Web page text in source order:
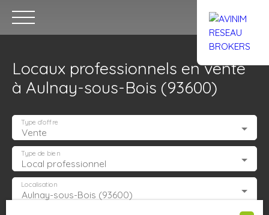
Accueil Acheter Trouver un
Estimation
Locaux professionnels en vente
à Aulnay-sous-Bois (93600)
Vente
Type d'offre
Local professionnel
Type de bien
Aulnay-sous-Bois (93600)
Localisation